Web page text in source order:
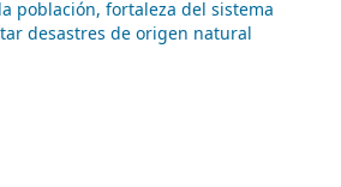
población, fortaleza del sistema
desastres de origen natural